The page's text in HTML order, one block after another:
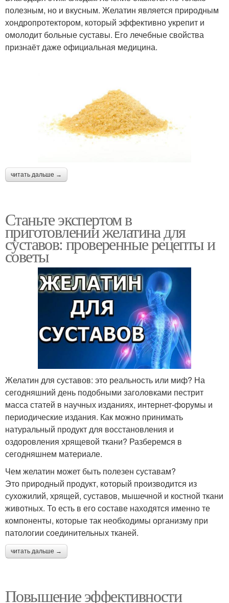
полезным, но и вкусным. Желатин является природным
хондропротектором, который эффективно укрепит и
омолодит больные суставы. Его лечебные свойства
признаёт даже официальная медицина.
читать дальше →
Станьте экспертом в
приготовлении желатина для
суставов: проверенные рецепты и
советы
Желатин для суставов: это реальность или миф? На
сегодняшний день подобными заголовками пестрит
масса статей в научных изданиях, интернет-форумы и
периодические издания. Как можно принимать
натуральный продукт для восстановления и
оздоровления хрящевой ткани? Разберемся в
сегодняшнем материале.
Чем желатин может быть полезен суставам?
Это природный продукт, который производится из
сухожилий, хрящей, суставов, мышечной и костной ткани
животных. То есть в его составе находятся именно те
компоненты, которые так необходимы организму при
патологии соединительных тканей.
читать дальше →
Повышение эффективности